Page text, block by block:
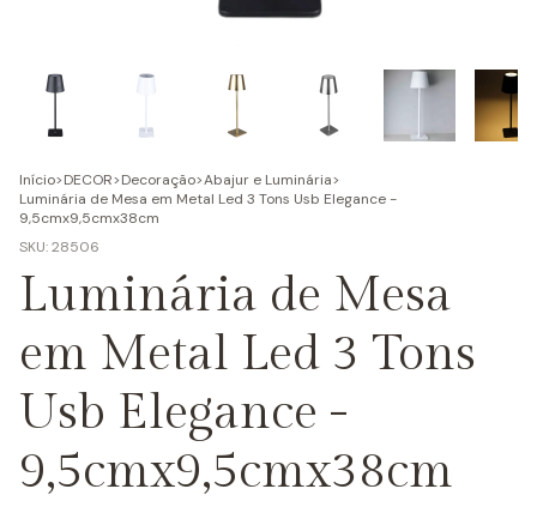
Início>DECOR>Decoração>Abajur e Luminária>
Luminária de Mesa em Metal Led 3 Tons Usb Elegance -
9,5cmx9,5cmx38cm
SKU:28506
Luminária de Mesa
em Metal Led 3 Tons
Usb Elegance -
9,5cmx9,5cmx38cm